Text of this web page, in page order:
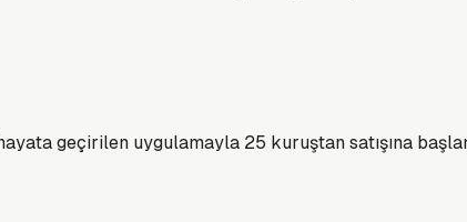
geçirilen uygulamayla 25 kuruştan satışına